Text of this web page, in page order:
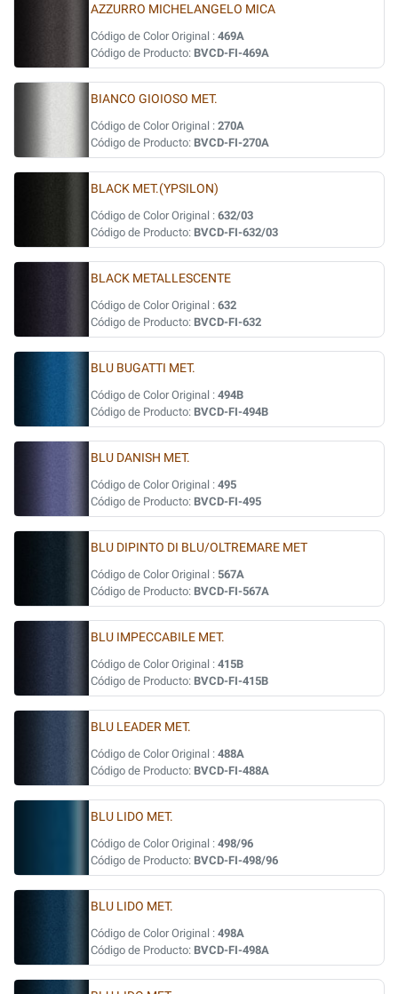
AZZURRO MICHELANGELO MICA
Código de Color Original : 469A
Código de Producto: BVCD-FI-469A
BIANCO GIOIOSO MET.
Código de Color Original : 270A
Código de Producto: BVCD-FI-270A
BLACK MET.(YPSILON)
Código de Color Original : 632/03
Código de Producto: BVCD-FI-632/03
BLACK METALLESCENTE
Código de Color Original : 632
Código de Producto: BVCD-FI-632
BLU BUGATTI MET.
Código de Color Original : 494B
Código de Producto: BVCD-FI-494B
BLU DANISH MET.
Código de Color Original : 495
Código de Producto: BVCD-FI-495
BLU DIPINTO DI BLU/OLTREMARE MET
Código de Color Original : 567A
Código de Producto: BVCD-FI-567A
BLU IMPECCABILE MET.
Código de Color Original : 415B
Código de Producto: BVCD-FI-415B
BLU LEADER MET.
Código de Color Original : 488A
Código de Producto: BVCD-FI-488A
BLU LIDO MET.
Código de Color Original : 498/96
Código de Producto: BVCD-FI-498/96
BLU LIDO MET.
Código de Color Original : 498A
Código de Producto: BVCD-FI-498A